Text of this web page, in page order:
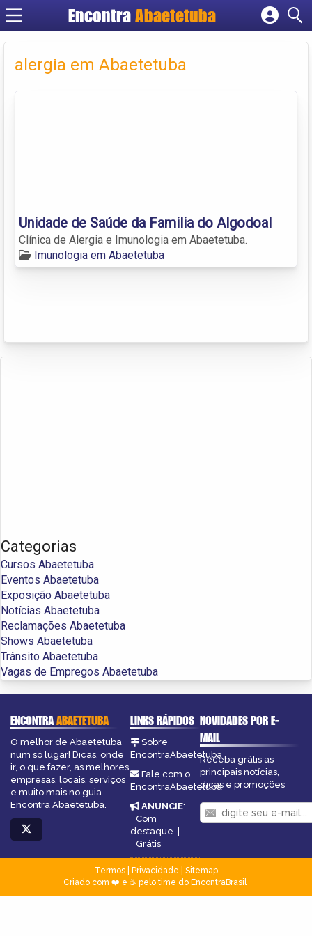
Encontra Abaetetuba
Cadastrar empresa
Criar conta
alergia em Abaetetuba
Unidade de Saúde da Familia do Algodoal
Clínica de Alergia e Imunologia em Abaetetuba.
Imunologia em Abaetetuba
Categorias
Cursos Abaetetuba
Eventos Abaetetuba
Exposição Abaetetuba
Notícias Abaetetuba
Reclamações Abaetetuba
Shows Abaetetuba
Trânsito Abaetetuba
Vagas de Empregos Abaetetuba
ENCONTRAABAETETUBA
O melhor de Abaetetuba
num só lugar! Dicas, onde
ir, o que fazer, as melhores
empresas, locais, serviços
e muito mais no guia
Encontra Abaetetuba.
LINKS RÁPIDOS
Sobre
EncontraAbaetetuba
Fale com o
EncontraAbaetetuba
ANUNCIE:
Com
destaque |
Grátis
NOVIDADES POR E-
MAIL
Receba grátis as
principais notícias,
dicas e promoções
Termos| Privacidade
Sitemap
Criado com ❤️ e ☕ pelo time do EncontraBrasil